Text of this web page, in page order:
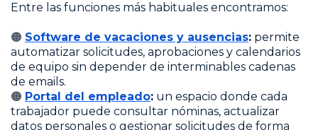
Entre las funciones más habituales encontramos:
🟠 Software de vacaciones y ausencias: permite
automatizar solicitudes, aprobaciones y calendarios
de equipo sin depender de interminables cadenas
de emails.
🟠 Portal del empleado: un espacio donde cada
trabajador puede consultar nóminas, actualizar
datos personales o gestionar solicitudes de forma